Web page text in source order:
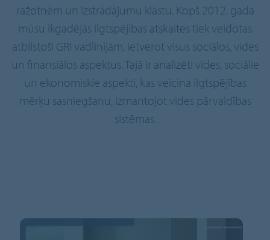
ražotnēm un izstrādājumu klāstu. Kopš 2012. gada
mūsu ikgadējās ilgtspējības atskaites tiek veidotas
atbilstoši GRI vadlīnijām, ietverot visus sociālos, vides
un finansiālos aspektus. Tajā ir analizēti vides, sociālie
un ekonomiskie aspekti, kas veicina ilgtspējības
mērķu sasniegšanu, izmantojot vides pārvaldības
sistēmas.